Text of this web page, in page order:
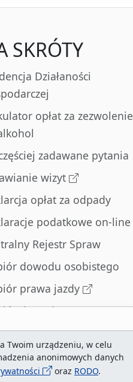
Twoim urządzeniu, w celu
anonimowych danych
oraz RODO.
SKRÓTY
Działaności
opłat za zezwolenie
zadawane pytania
wizyt
opłat za odpady
podatkowe on-line
Rejestr Spraw
dowodu osobistego
prawa jazdy
dowodu
dowody